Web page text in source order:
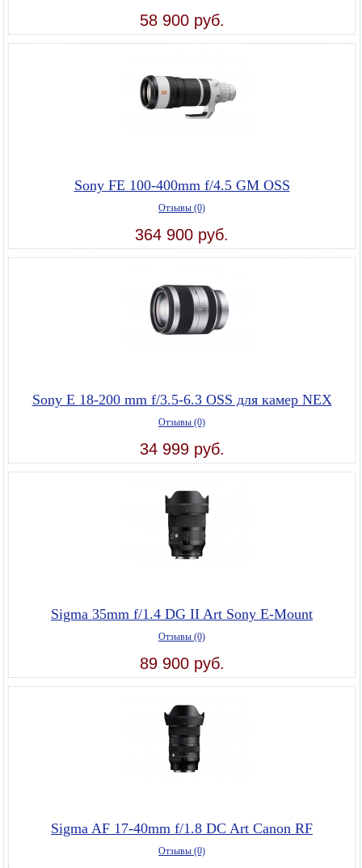
58 900 руб.
Sony FE 100-400mm f/4.5 GM OSS
Отзывы (0)
364 900 руб.
Sony E 18-200 mm f/3.5-6.3 OSS для камер NEX
Отзывы (0)
34 999 руб.
Sigma 35mm f/1.4 DG II Art Sony E-Mount
Отзывы (0)
89 900 руб.
Sigma AF 17-40mm f/1.8 DC Art Canon RF
Отзывы (0)